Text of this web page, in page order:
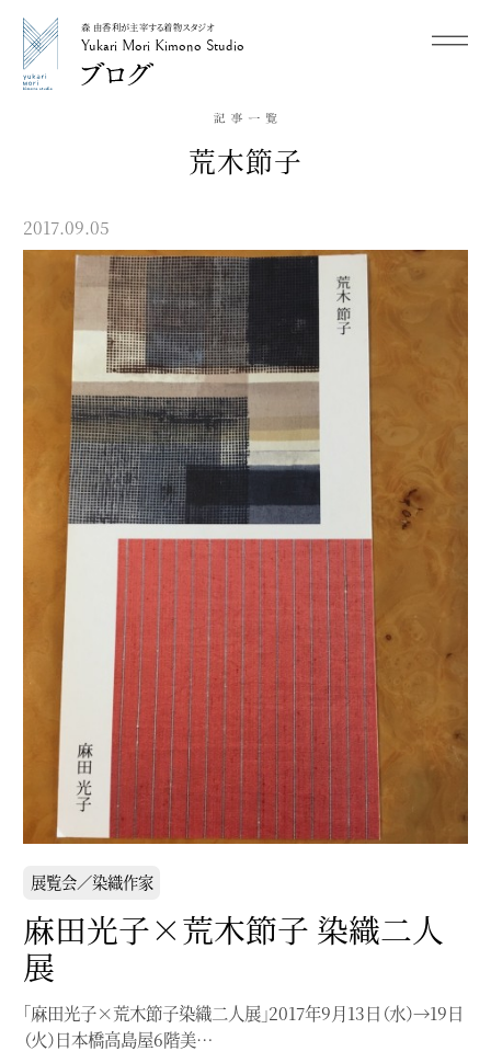
Yukari Mori Kimono Studio
森 由香利が主宰する着物スタジオ
Yukari Mori Kimono Studio メニュー
荒木節子
2017.09.05
展覧会／染織作家
麻田光子×荒木節子 染織二人
展
「麻田光子×荒木節子染織二人展」2017年9月13日（水）→19日
（火）日本橋高島屋6階美…